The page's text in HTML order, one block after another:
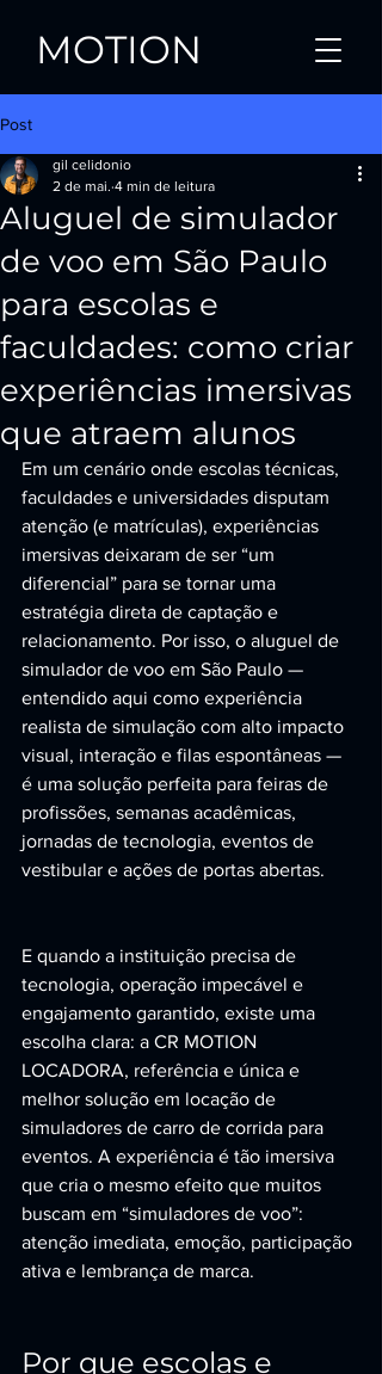
MOTION
Post
Aluguel de simulador
de voo em São Paulo
para escolas e
faculdades: como criar
experiências imersivas
que atraem alunos
gil celidonio
2 de mai. 4 min de leitura
Em um cenário onde escolas técnicas,
faculdades e universidades disputam
atenção (e matrículas), experiências
imersivas deixaram de ser “um
diferencial” para se tornar uma
estratégia direta de captação e
relacionamento. Por isso, o aluguel de
simulador de voo em São Paulo —
entendido aqui como experiência
realista de simulação com alto impacto
visual, interação e filas espontâneas —
é uma solução perfeita para feiras de
profissões, semanas acadêmicas,
jornadas de tecnologia, eventos de
vestibular e ações de portas abertas.
E quando a instituição precisa de
tecnologia, operação impecável e
engajamento garantido, existe uma
escolha clara: a CR MOTION
LOCADORA, referência e única e
melhor solução em locação de
simuladores de carro de corrida para
eventos. A experiência é tão imersiva
que cria o mesmo efeito que muitos
buscam em “simuladores de voo”:
atenção imediata, emoção, participação
ativa e lembrança de marca.
Por que escolas e